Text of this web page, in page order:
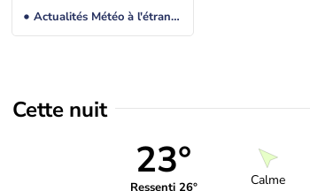
Actualités Météo à l'étranger
Cette nuit
23°
Ressenti 26° Calme